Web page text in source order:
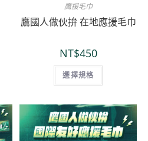
鷹援毛巾
鷹國人做伙拚 在地應援毛巾
NT$450
選擇規格